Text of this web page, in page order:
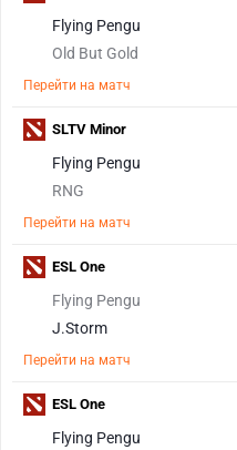
Flying Pengu
Old But Gold
Перейти на матч
Flying Pengu
RNG
Перейти на матч
SLTV Minor
Flying Pengu
J.Storm
Перейти на матч
ESL One
Flying Pengu
ESL One